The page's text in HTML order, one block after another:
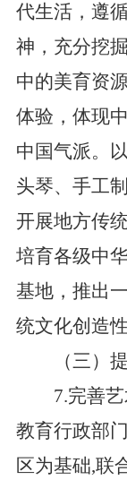
代生活，遵
神，充分挖
中的美育资
体验，体现
中国气派。
头琴、手工
开展地方传
培育各级中
基地，推出
统文化创造
（三）提
7.完善艺
教育行政部
区为基础,联